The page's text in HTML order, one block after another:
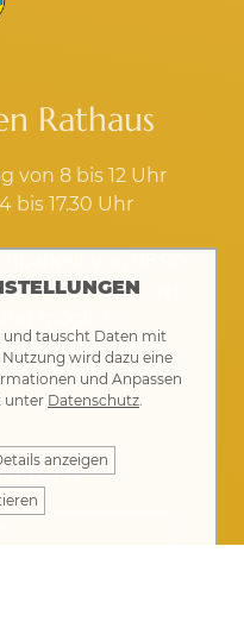
Rathaus
von 8 bis 12 Uhr
bis 17.30 Uhr
mit rechtzeitiger
Datenschutz
und tauscht Daten mit
wird dazu eine
und Anpassen
unter Datenschutz.
anzeigen